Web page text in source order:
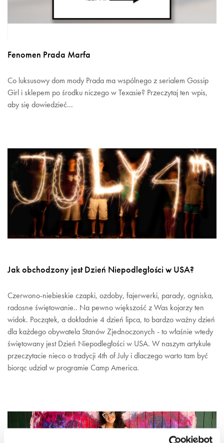
Fenomen Prada Marfa
Co luksusowy dom mody Prada ma wspólnego z serialem Gossip
Girl i sklepem po środku niczego w Texasie? Przeczytaj ten wpis,
aby się dowiedzieć...
Jak obchodzony jest Dzień Niepodległości w USA?
Czerwono-niebieskie czapki, ozdoby, fajerwerki, parady, ogniska,
radosne świętowanie.. Na pewno większość z Was kojarzy ten
widok. Początek, a dokładnie 4 dzień lipca, to bardzo ważny dzień
dla każdego obywatela Stanów Zjednoczonych - to właśnie wtedy
świętowany jest Dzień Niepodległości w USA. W naszym artykule
przeczytacie nieco o tradycji 4th of July i dlaczego warto tam być
biorąc udział w programie Camp America.